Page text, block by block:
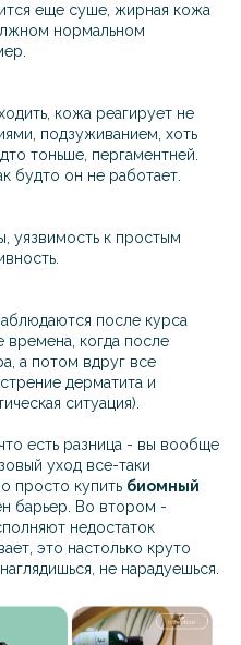
еще суше, жирная кожа
нормальном
кожа реагирует не
подзуживанием, хоть
тоньше, пергаментней.
будто он не работает.
уязвимость к простым
после курса
времена, когда после
а потом вдруг все
дерматита и
ситуация).
есть разница - вы вообще
уход все-таки
просто купить биомный
барьер. Во втором -
недостаток
это настолько круто
не нарадуешься.